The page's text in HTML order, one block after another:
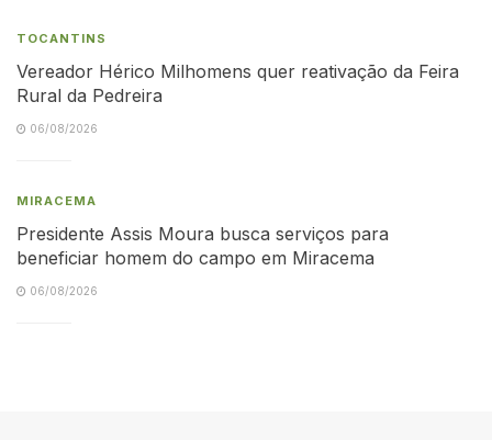
TOCANTINS
Vereador Hérico Milhomens quer reativação da Feira
Rural da Pedreira
06/08/2026
MIRACEMA
Presidente Assis Moura busca serviços para
beneficiar homem do campo em Miracema
06/08/2026